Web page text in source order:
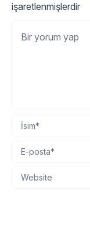
işaretlenmişlerdir